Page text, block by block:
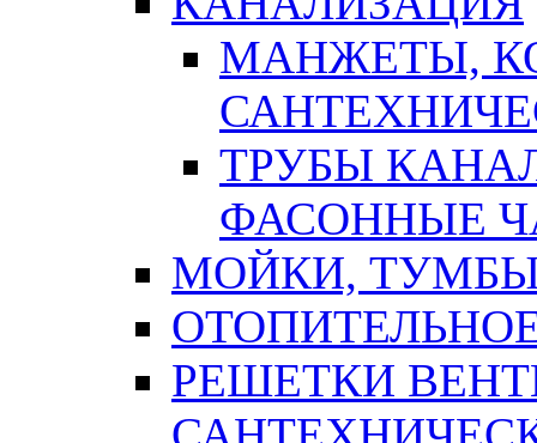
МАНЖЕТЫ,
ТРУБЫ
ФАСОННЫЕ
МОЙКИ,
РЕШЕТКИ